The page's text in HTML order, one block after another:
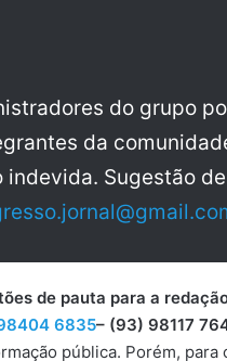
do grupo
da
Sugestão
de pauta para a redação
6835– (93) 98117
pública. Porém,